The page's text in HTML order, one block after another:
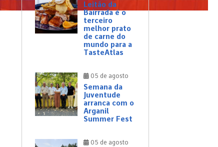
Leitão da
Bairrada é o
terceiro
melhor prato
de carne do
mundo para a
TasteAtlas
05 de agosto
Semana da
Juventude
arranca com o
Arganil
Summer Fest
05 de agosto